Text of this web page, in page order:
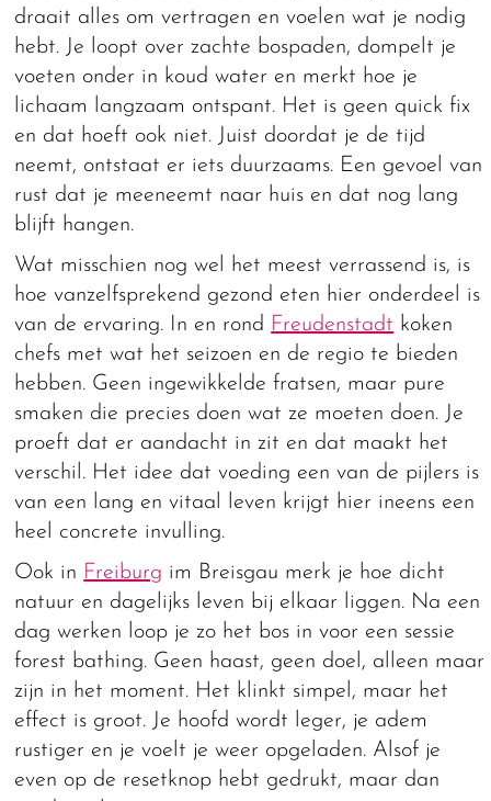
draait alles om vertragen en voelen wat je nodig
hebt. Je loopt over zachte bospaden, dompelt je
voeten onder in koud water en merkt hoe je
lichaam langzaam ontspant. Het is geen quick fix
en dat hoeft ook niet. Juist doordat je de tijd
neemt, ontstaat er iets duurzaams. Een gevoel van
rust dat je meeneemt naar huis en dat nog lang
blijft hangen.
Wat misschien nog wel het meest verrassend is, is
hoe vanzelfsprekend gezond eten hier onderdeel is
van de ervaring. In en rond Freudenstadt koken
chefs met wat het seizoen en de regio te bieden
hebben. Geen ingewikkelde fratsen, maar pure
smaken die precies doen wat ze moeten doen. Je
proeft dat er aandacht in zit en dat maakt het
verschil. Het idee dat voeding een van de pijlers is
van een lang en vitaal leven krijgt hier ineens een
heel concrete invulling.
Ook in Freiburg im Breisgau merk je hoe dicht
natuur en dagelijks leven bij elkaar liggen. Na een
dag werken loop je zo het bos in voor een sessie
forest bathing. Geen haast, geen doel, alleen maar
zijn in het moment. Het klinkt simpel, maar het
effect is groot. Je hoofd wordt leger, je adem
rustiger en je voelt je weer opgeladen. Alsof je
even op de resetknop hebt gedrukt, maar dan